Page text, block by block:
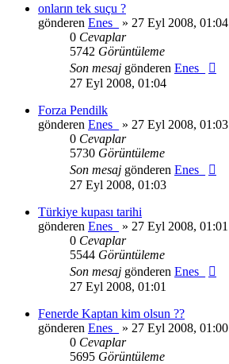
onların tek suçu ?
gönderen Enes_
» 27 Eyl 2008, 01:04
0 Cevaplar
5742 Görüntüleme
Son mesaj gönderen Enes_
27 Eyl 2008, 01:04
Forza Pendilk
gönderen Enes_
» 27 Eyl 2008, 01:03
0 Cevaplar
5730 Görüntüleme
Son mesaj gönderen Enes_
27 Eyl 2008, 01:03
Türkiye kupası tarihi
gönderen Enes_
» 27 Eyl 2008, 01:01
0 Cevaplar
5544 Görüntüleme
Son mesaj gönderen Enes_
27 Eyl 2008, 01:01
Fenerde Kaptan kim olsun ??
gönderen Enes_
» 27 Eyl 2008, 01:00
0 Cevaplar
5695 Görüntüleme